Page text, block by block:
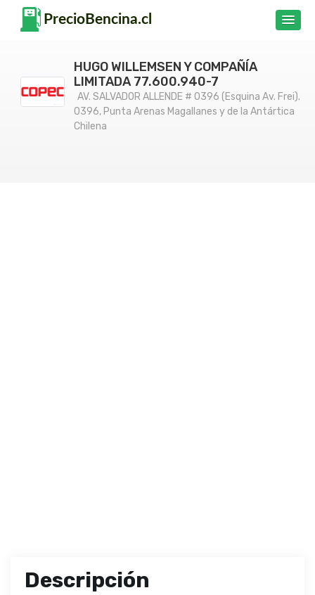
HUGO WILLEMSEN Y COMPAÑÍA
LIMITADA 77.600.940-­7
AV. SALVADOR ALLENDE # 0396 (Esquina Av. Frei).
0396, Punta Arenas Magallanes y de la Antártica
Chilena
Descripción